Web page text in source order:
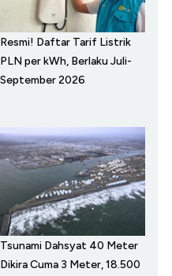
Resmi! Daftar Tarif Listrik
PLN per kWh, Berlaku Juli-
September 2026
Tsunami Dahsyat 40 Meter
Dikira Cuma 3 Meter, 18.500